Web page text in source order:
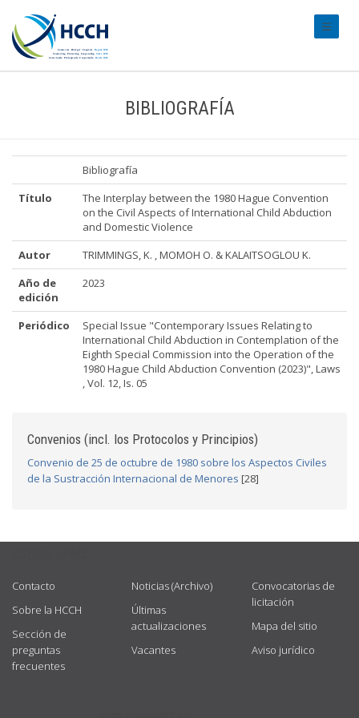
BIBLIOGRAFÍA
Bibliografía
Título
The Interplay between the 1980 Hague Convention
on the Civil Aspects of International Child Abduction
and Domestic Violence
Autor
TRIMMINGS, K. , MOMOH O. & KALAITSOGLOU K.
Año de
edición
2023
Periódico
Special Issue "Contemporary Issues Relating to
International Child Abduction in Contemplation of the
Eighth Special Commission into the Operation of the
1980 Hague Child Abduction Convention (2023)", Laws
, Vol. 12, Is. 05
Convenios (incl. los Protocolos y Principios)
Convenio de 25 de octubre de 1980 sobre los Aspectos Civiles
de la Sustracción Internacional de Menores [28]
Contacto
Sobre la HCCH
Sección de
preguntas
frecuentes
Noticias (Archivo)
Últimas
actualizaciones
Vacantes
Convocatorias de
licitación
Mapa del sitio
Aviso jurídico